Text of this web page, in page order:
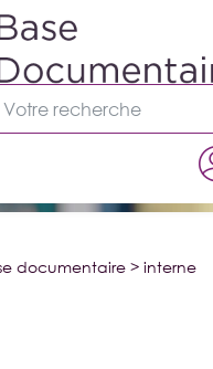
documentaire > interne
panel